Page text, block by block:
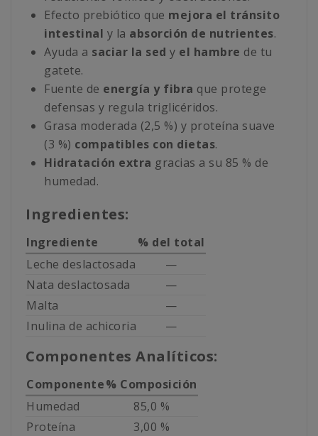
Efecto prebiótico que mejora el tránsito
intestinal y la absorción de nutrientes.
Ayuda a saciar la sed y el hambre de tu
gatete.
Fuente de energía y fibra que protege
defensas y regula triglicéridos.
Grasa moderada (2,5 %) y proteína suave
(3 %) compatibles con dietas.
Hidratación extra gracias a su 85 % de
humedad.
Ingredientes:
Ingrediente
% del total
Leche deslactosada
—
Nata deslactosada
—
Malta
—
Inulina de achicoria
—
Componentes Analíticos:
Componente% Composición
Humedad
85,0 %
Proteína
3,00 %